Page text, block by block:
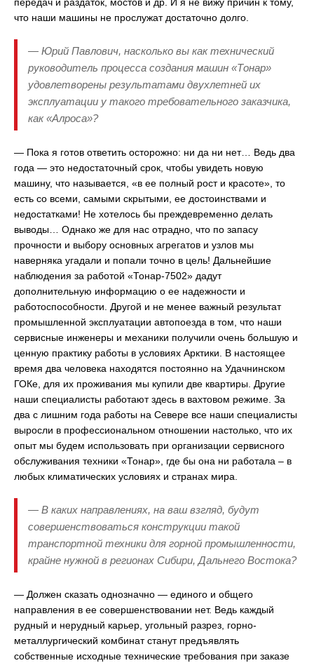
что наши машины не прослужат достаточно долго.
— Юрий Павлович, насколько вы как технический
руководитель процесса создания машин «Тонар»
удовлетворены результатами двухлетней их
эксплуатации у такого требовательного заказчика,
как «Алроса»?
— Пока я готов ответить осторожно: ни да ни нет… Ведь два
года — это недостаточный срок, чтобы увидеть новую
машину, что называется, «в ее полный рост и красоте», то
есть со всеми, самыми скрытыми, ее достоинствами и
недостатками! Не хотелось бы преждевременно делать
выводы… Однако же для нас отрадно, что по запасу
прочности и выбору основных агрегатов и узлов мы
наверняка угадали и попали точно в цель! Дальнейшие
наблюдения за работой «Тонар-7502» дадут
дополнительную информацию о ее надежности и
работоспособности. Другой и не менее важный результат
промышленной эксплуатации автопоезда в том, что наши
сервисные инженеры и механики получили очень большую и
ценную практику работы в условиях Арктики. В настоящее
время два человека находятся постоянно на Удачнинском
ГОКе, для их проживания мы купили две квартиры. Другие
наши специалисты работают здесь в вахтовом режиме. За
два с лишним года работы на Севере все наши специалисты
выросли в профессиональном отношении настолько, что их
опыт мы будем использовать при организации сервисного
обслуживания техники «Тонар», где бы она ни работала – в
любых климатических условиях и странах мира.
— В каких направлениях, на ваш взгляд, будут
совершенствоваться конструкции такой
транспортной техники для горной промышленности,
крайне нужной в регионах Сибири, Дальнего Востока?
— Должен сказать однозначно — единого и общего
направления в ее совершенствовании нет. Ведь каждый
рудный и нерудный карьер, угольный разрез, горно-
металлургический комбинат станут предъявлять
собственные исходные технические требования при заказе